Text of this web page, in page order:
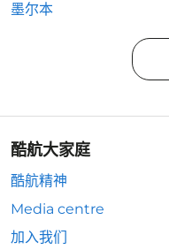
墨尔本
酷航大家庭
酷航精神
Media centre
加入我们